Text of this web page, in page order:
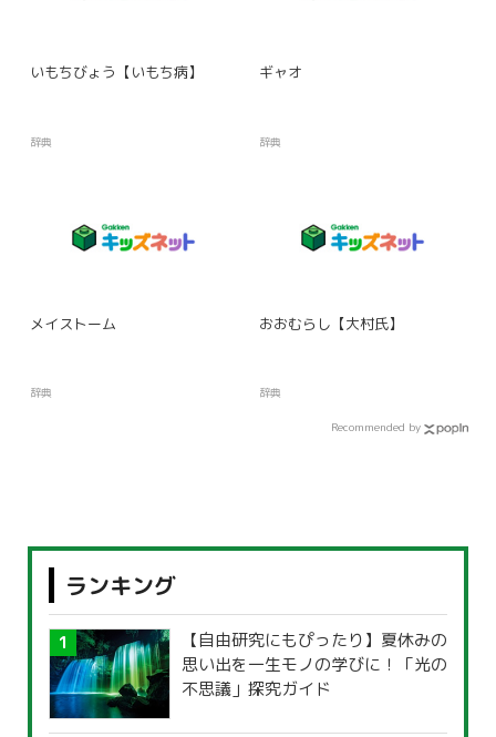
いもちびょう【いもち病】
辞典
ギャオ
辞典
メイストーム
辞典
おおむらし【大村氏】
辞典
Recommended by
ランキング
【自由研究にもぴったり】夏休みの
思い出を一生モノの学びに！「光の
不思議」探究ガイド